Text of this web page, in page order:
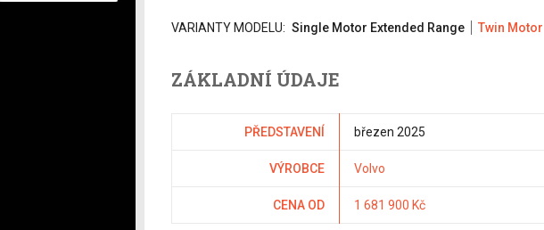
VARIANTY MODELU: Single Motor Extended Range Twin Motor
ZÁKLADNÍ ÚDAJE
PŘEDSTAVENÍ březen 2025
VÝROBCE Volvo
CENA OD 1 681 900 Kč